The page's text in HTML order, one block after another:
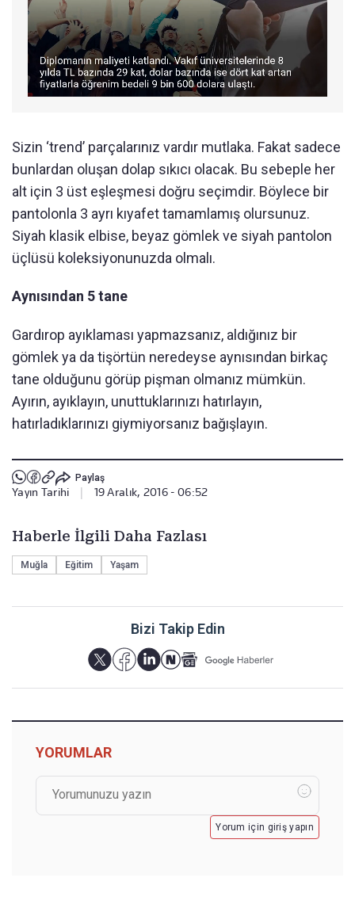
Sizin ‘trend’ parçalarınız vardır mutlaka. Fakat sadece
bunlardan oluşan dolap sıkıcı olacak. Bu sebeple her
alt için 3 üst eşleşmesi doğru seçimdir. Böylece bir
pantolonla 3 ayrı kıyafet tamamlamış olursunuz.
Siyah klasik elbise, beyaz gömlek ve siyah pantolon
üçlüsü koleksiyonunuzda olmalı.
Aynısından 5 tane
Gardırop ayıklaması yapmazsanız, aldığınız bir
gömlek ya da tişörtün neredeyse aynısından birkaç
tane olduğunu görüp pişman olmanız mümkün.
Ayırın, ayıklayın, unuttuklarınızı hatırlayın,
hatırladıklarınızı giymiyorsanız bağışlayın.
Paylaş
Yayın Tarihi | 19 Aralık, 2016 - 06:52
Haberle İlgili Daha Fazlası
Muğla Eğitim Yaşam
Bizi Takip Edin
YORUMLAR
Yorum için giriş yapın